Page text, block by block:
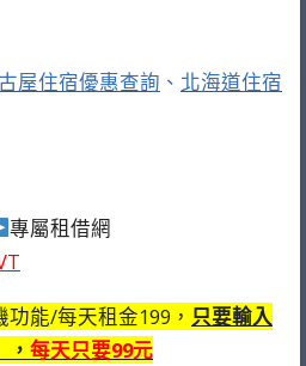
屋住宿優惠查詢 、 北海道住宿
專屬租借網
能/每天租金199， 只要輸入
， 每天只要99元